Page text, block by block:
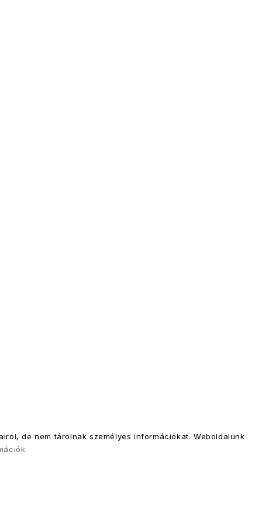
de nem tárolnak személyes információkat. Weboldalunk